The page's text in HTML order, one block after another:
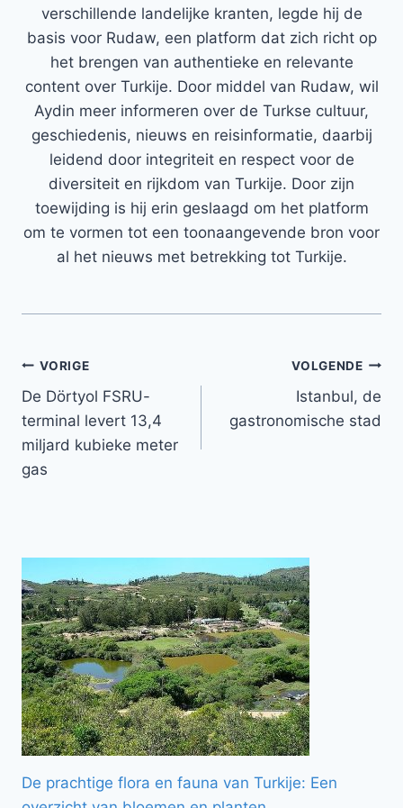
verschillende landelijke kranten, legde hij de
basis voor Rudaw, een platform dat zich richt op
het brengen van authentieke en relevante
content over Turkije. Door middel van Rudaw, wil
Aydin meer informeren over de Turkse cultuur,
geschiedenis, nieuws en reisinformatie, daarbij
leidend door integriteit en respect voor de
diversiteit en rijkdom van Turkije. Door zijn
toewijding is hij erin geslaagd om het platform
om te vormen tot een toonaangevende bron voor
al het nieuws met betrekking tot Turkije.
Bericht
navigatie
VORIGE
De Dörtyol FSRU-
terminal levert 13,4
miljard kubieke meter
gas
VOLGENDE
Istanbul, de
gastronomische stad
De prachtige flora en fauna van Turkije: Een